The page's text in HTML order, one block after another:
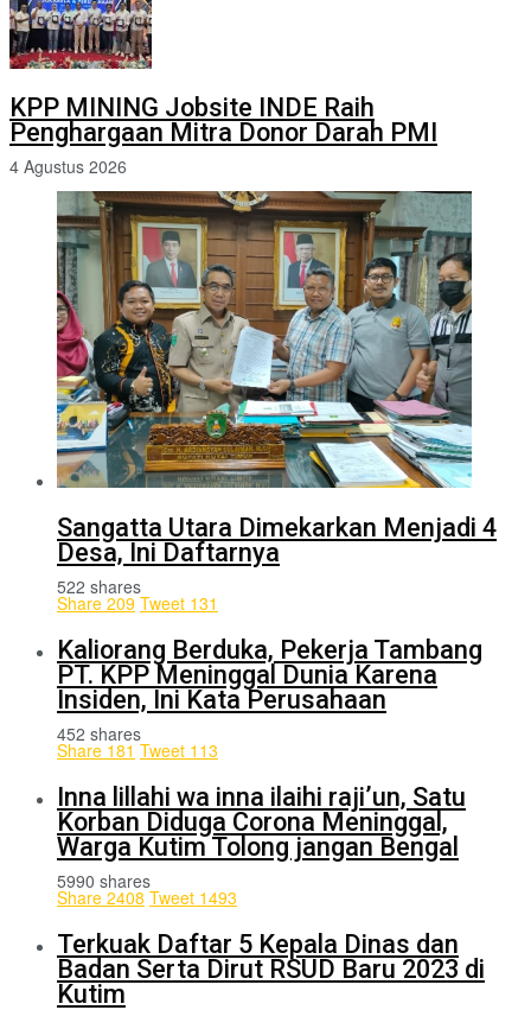
KPP MINING Jobsite INDE Raih
Penghargaan Mitra Donor Darah PMI
4 Agustus 2026
Sangatta Utara Dimekarkan Menjadi 4
Desa, Ini Daftarnya
522 shares
Share 209 Tweet 131
Kaliorang Berduka, Pekerja Tambang
PT. KPP Meninggal Dunia Karena
Insiden, Ini Kata Perusahaan
452 shares
Share 181 Tweet 113
Inna lillahi wa inna ilaihi raji’un, Satu
Korban Diduga Corona Meninggal,
Warga Kutim Tolong jangan Bengal
5990 shares
Share 2408 Tweet 1493
Terkuak Daftar 5 Kepala Dinas dan
Badan Serta Dirut RSUD Baru 2023 di
Kutim